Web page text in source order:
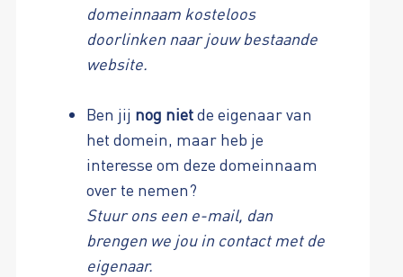
domeinnaam kosteloos
doorlinken naar jouw bestaande
website.
Ben jij nog nietde eigenaar van
het domein, maar heb je
interesse om deze domeinnaam
over te nemen?
Stuur ons een e-mail, dan
brengen we jou in contact met de
eigenaar.